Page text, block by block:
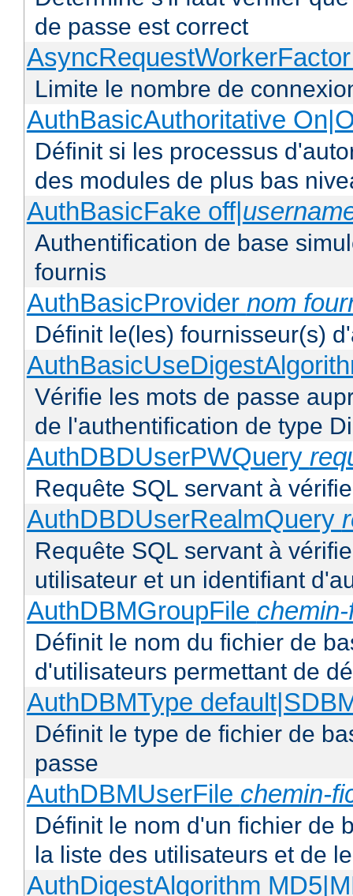
de passe est correct
Limite le nombre de
AuthBasicAuthoritative
Définit si les processus
des modules de plus bas
AuthBasicFake off|
Authentification de base
fournis
AuthBasicProvider nom
Définit le(les) fournisseur(s)
Vérifie les mots de passe
de l'authentification de type
AuthDBDUserPWQuery
Requête SQL servant à
AuthDBDUserRealmQuery
Requête SQL servant à
utilisateur et un identifiant
AuthDBMGroupFile
Définit le nom du fichier de
d'utilisateurs permettant de
AuthDBMType
Définit le type de fichier de
passe
AuthDBMUserFile chemin-
Définit le nom d'un fichier de
la liste des utilisateurs et de
AuthDigestAlgorithm